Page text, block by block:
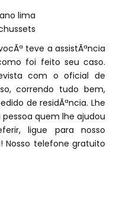
lima
teve a assistÃªncia
foi feito seu caso.
com o oficial de
correndo tudo bem,
de residÃªncia. Lhe
quem lhe ajudou
ligue para nosso
Nosso telefone gratuito